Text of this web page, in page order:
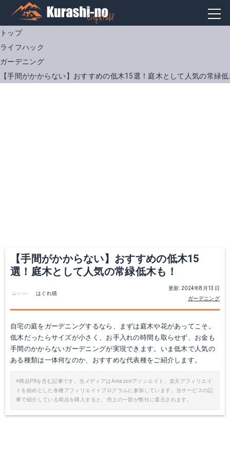
トップ
ライフハック
ガーデニング
【手間がかからない】おすすめの低木15選！庭木として人気の常緑
【手間がかからない】おすすめの低木15
選！庭木として人気の常緑低木も！
更新: 2024年8月13日
ガーデニング
はぐれ猫
自宅の庭をガーデニングするなら、まずは庭木や花があってこそ。
低木だったらサイズが小さく、お手入れの時間も取らせず、お金も
手間のかからないガーデニングが実現できます。いま低木で人気の
ある種類は一体何なのか、おすすめな代表種をご紹介します。
※商品PRを含む記事です。当メディアはAmazonアソシエイト、楽天アフィリエイ
トを始めとした各種アフィリエイトプログラムに参加しています。当サービスの記
事で紹介している商品を購入すると、売上の一部が弊社に還元されます。